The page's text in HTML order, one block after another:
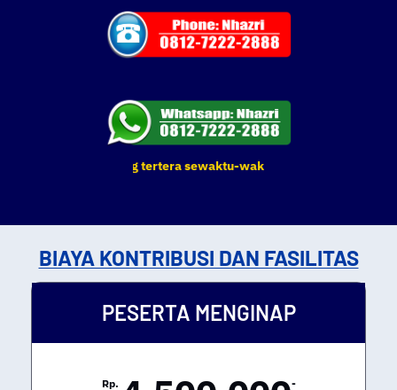
Pelatihan yang tertera sewaktu-waktu dapat berubah. Terima
BIAYA KONTRIBUSI DAN FASILITAS
PESERTA MENGINAP
Rp. -